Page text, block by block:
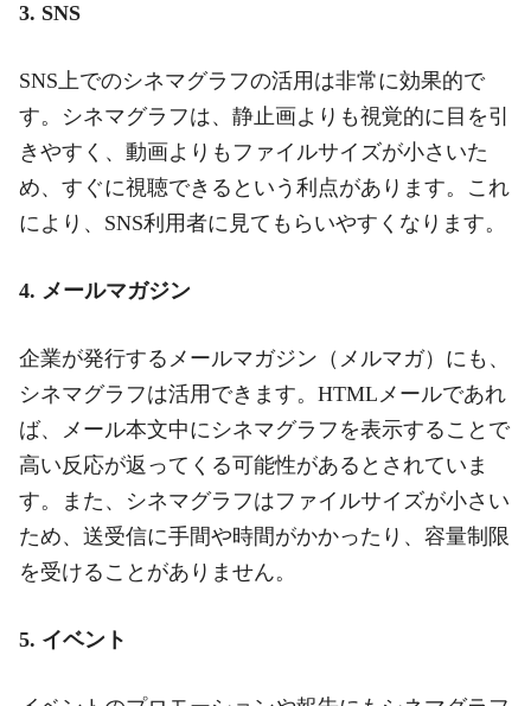
3. SNS
SNS上でのシネマグラフの活用は非常に効果的で
す。シネマグラフは、静止画よりも視覚的に目を引
きやすく、動画よりもファイルサイズが小さいた
め、すぐに視聴できるという利点があります。これ
により、SNS利用者に見てもらいやすくなります。
4. メールマガジン
企業が発行するメールマガジン（メルマガ）にも、
シネマグラフは活用できます。HTMLメールであれ
ば、メール本文中にシネマグラフを表示することで
高い反応が返ってくる可能性があるとされていま
す。また、シネマグラフはファイルサイズが小さい
ため、送受信に手間や時間がかかったり、容量制限
を受けることがありません。
5. イベント